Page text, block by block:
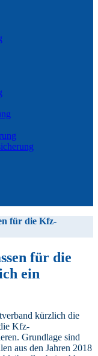
für die Kfz-
für die
ein
kürzlich die
Kfz-
Grundlage sind
aus den Jahren 2018